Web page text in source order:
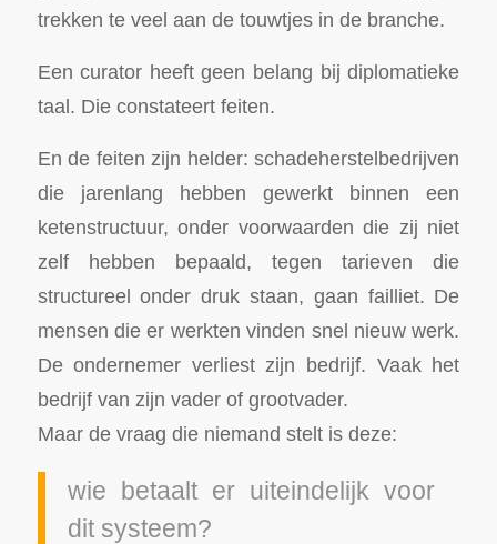
trekken te veel aan de touwtjes in de branche.
Een curator heeft geen belang bij diplomatieke
taal. Die constateert feiten.
En de feiten zijn helder: schadeherstelbedrijven
die jarenlang hebben gewerkt binnen een
ketenstructuur, onder voorwaarden die zij niet
zelf hebben bepaald, tegen tarieven die
structureel onder druk staan, gaan failliet. De
mensen die er werkten vinden snel nieuw werk.
De ondernemer verliest zijn bedrijf. Vaak het
bedrijf van zijn vader of grootvader.
Maar de vraag die niemand stelt is deze:
wie betaalt er uiteindelijk voor
dit systeem?